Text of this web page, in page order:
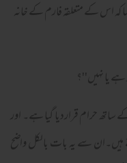
اس کے متعلقہ فارم کے خانہ
ہے یا نہیں''؟
حرام قراردیا گیا ہے۔ اور
ہیں۔ان سے یہ بات بالکل واضح